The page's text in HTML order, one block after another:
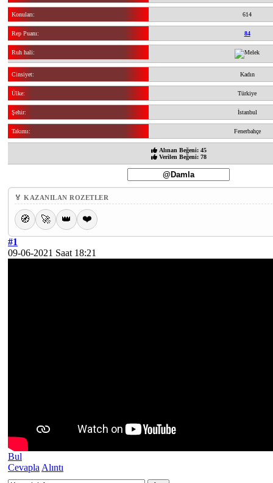
Konuları: 614
Rep Puanı: 84
Ruh hali:
Cinsiyet: Kadın
Ülke: Türkiye
Şehir: İstanbul
Takımı: Fenerbahçe
Alınan Beğeni: 45
Verilen Beğeni: 78
🏅 KAZANILAN ROZETLER
🧭 🚀 👑 ❤️
#1
09-06-2021 Saat 18:21
Bul
Cevapla Alıntı